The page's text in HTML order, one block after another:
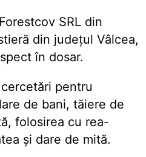
SRL din
din județul Vâlcea,
în dosar.
pentru
de bani, tăiere de
folosirea cu rea-
și dare de mită.